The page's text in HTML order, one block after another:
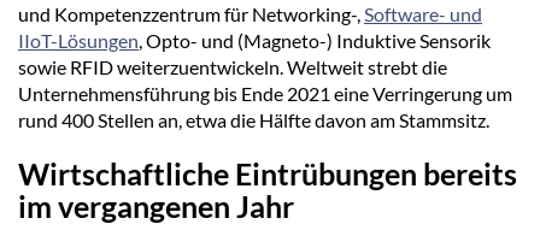
und Kompetenzzentrum für Networking-, Software- und
IIoT-Lösungen , Opto- und (Magneto-) Induktive Sensorik
sowie RFID weiterzuentwickeln. Weltweit strebt die
Unternehmensführung bis Ende 2021 eine Verringerung um
rund 400 Stellen an, etwa die Hälfte davon am Stammsitz.
Wirtschaftliche Eintrübungen bereits
im vergangenen Jahr